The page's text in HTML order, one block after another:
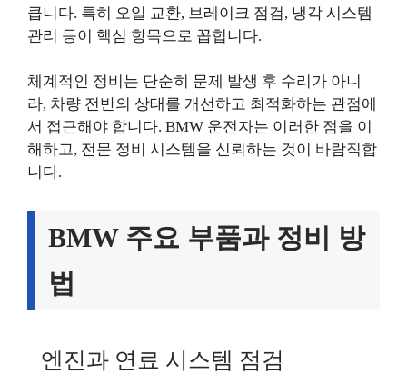
큽니다. 특히 오일 교환, 브레이크 점검, 냉각 시스템
관리 등이 핵심 항목으로 꼽힙니다.
체계적인 정비는 단순히 문제 발생 후 수리가 아니
라, 차량 전반의 상태를 개선하고 최적화하는 관점에
서 접근해야 합니다. BMW 운전자는 이러한 점을 이
해하고, 전문 정비 시스템을 신뢰하는 것이 바람직합
니다.
BMW 주요 부품과 정비 방
법
엔진과 연료 시스템 점검